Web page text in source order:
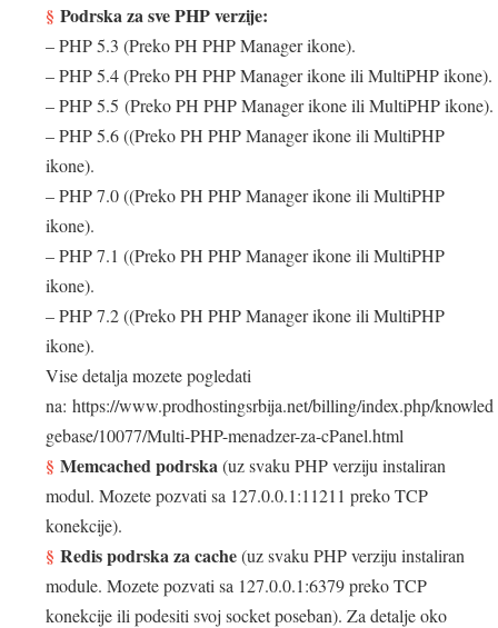
Podrska za sve PHP verzije:
– PHP 5.3 (Preko PH PHP Manager ikone).
– PHP 5.4 (Preko PH PHP Manager ikone ili MultiPHP ikone).
– PHP 5.5 (Preko PH PHP Manager ikone ili MultiPHP ikone).
– PHP 5.6 ((Preko PH PHP Manager ikone ili MultiPHP
ikone).
– PHP 7.0 ((Preko PH PHP Manager ikone ili MultiPHP
ikone).
– PHP 7.1 ((Preko PH PHP Manager ikone ili MultiPHP
ikone).
– PHP 7.2 ((Preko PH PHP Manager ikone ili MultiPHP
ikone).
Vise detalja mozete pogledati
na: https://www.prodhostingsrbija.net/billing/index.php/knowled
gebase/10077/Multi-PHP-menadzer-za-cPanel.html
Memcached podrska (uz svaku PHP verziju instaliran
modul. Mozete pozvati sa 127.0.0.1:11211 preko TCP
konekcije).
Redis podrska za cache(uz svaku PHP verziju instaliran
module. Mozete pozvati sa 127.0.0.1:6379 preko TCP
konekcije ili podesiti svoj socket poseban). Za detalje oko